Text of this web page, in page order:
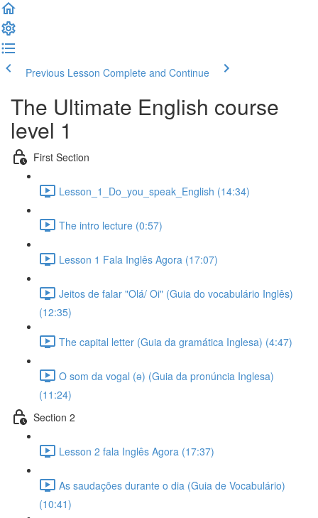
Previous Lesson Complete and Continue
The Ultimate English course
level 1
First Section
Lesson_1_Do_you_speak_English (14:34)
The intro lecture (0:57)
Lesson 1 Fala Inglês Agora (17:07)
Jeitos de falar "Olá/ Oi" (Guia do vocabulário Inglês)
(12:35)
The capital letter (Guia da gramática Inglesa) (4:47)
O som da vogal (ə) (Guia da pronúncia Inglesa)
(11:24)
Section 2
Lesson 2 fala Inglês Agora (17:37)
As saudações durante o dia (Guia de Vocabulário)
(10:41)